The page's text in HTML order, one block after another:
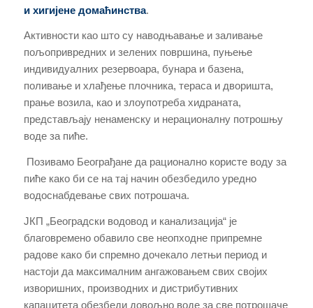
и хигијене домаћинства.
Активности као што су наводњавање и заливање
пољопривредних и зелених површина, пуњење
индивидуалних резервоара, бунара и базена,
поливање и хлађење плочника, тераса и дворишта,
прање возила, као и злоупотреба хидраната,
представљају ненаменску и нерационалну потрошњу
воде за пиће.
Пoзивaмo Бeoгрaђaнe дa рационално користе воду за
пиће како би се на тај начин обезбедило уредно
водоснабдевање свих потрошача.
ЈКП „Београдски водовод и канализација“ је
благовремено обавило све неопходне припремне
радове како би спремно дочекало летњи период и
настоји да максималним ангажовањем свих својих
изворишних, производних и дистрибутивних
капацитета oбeзбeди довољно воде за све потрошаче